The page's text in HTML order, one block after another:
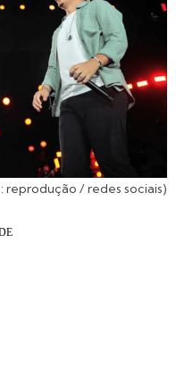
reprodução / redes sociais)